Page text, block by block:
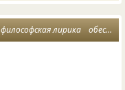
философская лирика обесценивание